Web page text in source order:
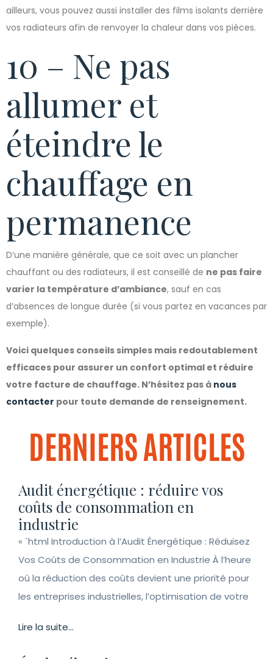
ailleurs, vous pouvez aussi installer des films isolants derrière
vos radiateurs afin de renvoyer la chaleur dans vos pièces.
10 – Ne pas
allumer et
éteindre le
chauffage en
permanence
D’une manière générale, que ce soit avec un plancher
chauffant ou des radiateurs, il est conseillé de ne pas faire
varier la température d’ambiance, sauf en cas
d’absences de longue durée (si vous partez en vacances par
exemple).
Voici quelques conseils simples mais redoutablement
efficaces pour assurer un confort optimal et réduire
votre facture de chauffage. N’hésitez pas à nous
contacter pour toute demande de renseignement.
DERNIERS ARTICLES
Audit énergétique : réduire vos
coûts de consommation en
industrie
« `html Introduction à l’Audit Énergétique : Réduisez
Vos Coûts de Consommation en Industrie À l’heure
où la réduction des coûts devient une priorité pour
les entreprises industrielles, l’optimisation de votre
Lire la suite...